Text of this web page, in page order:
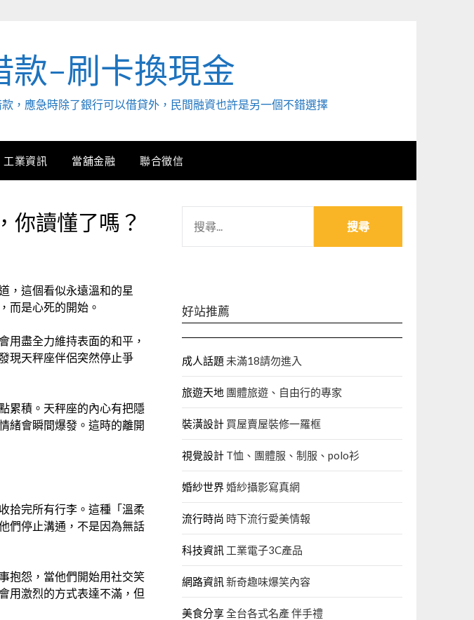
款-刷卡換現金
，應急時除了銀行可以借貸外，民間融資也許是另一個不錯選擇
工業資訊 當舖金融 聯合徵信
你讀懂了嗎？
，這個看似永遠溫和的星
而是心死的開始。
用盡全力維持表面的和平，
現天秤座伴侶突然停止爭
累積。天秤座的內心有把隱
緒會瞬間爆發。這時的離開
拾完所有行李。這種「溫柔
們停止溝通，不是因為無話
抱怨，當他們開始用社交笑
用激烈的方式表達不滿，但
關
好站推薦
成人話題 未滿18請勿進入
旅遊天地 團體旅遊、自由行的專家‎
裝潢設計 買屋賣屋裝修一羅框
視覺設計 T恤、團體服、制服、polo衫
婚紗世界婚紗攝影寫真網
流行時尚 時下流行愛美情報
科技資訊 工業電子3C產品
網路資訊 新奇趣味爆笑內容
美食分享全台各式名產 伴手禮